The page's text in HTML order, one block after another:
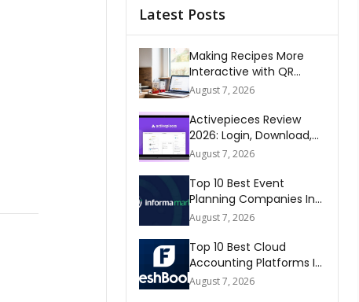
Latest Posts
Making Recipes More
Interactive with QR
Codes
August 7, 2026
Activepieces Review
2026: Login, Download,
AI, Pricing, Automation &
August 7, 2026
Top 10 Best Event
Planning Companies In
The World 2026
August 7, 2026
Top 10 Best Cloud
Accounting Platforms In
The World 2026
August 7, 2026